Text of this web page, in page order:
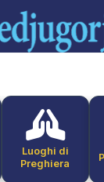
Luoghi di
Preghiera